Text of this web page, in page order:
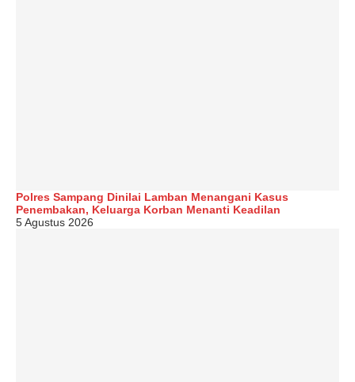
Polres Sampang Dinilai Lamban Menangani Kasus
Penembakan, Keluarga Korban Menanti Keadilan
5 Agustus 2026